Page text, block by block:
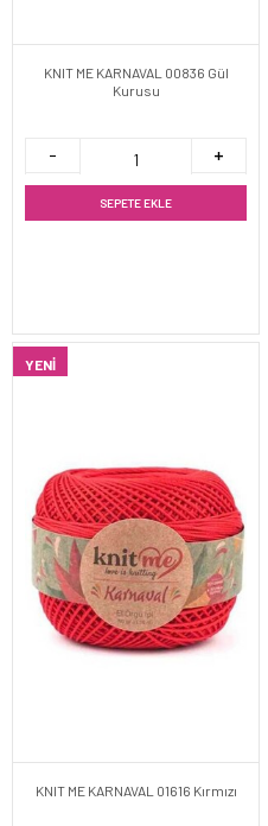
KNIT ME KARNAVAL 00836 Gül
Kurusu
SEPETE EKLE
YENI
KNIT ME KARNAVAL 01616 Kırmızı